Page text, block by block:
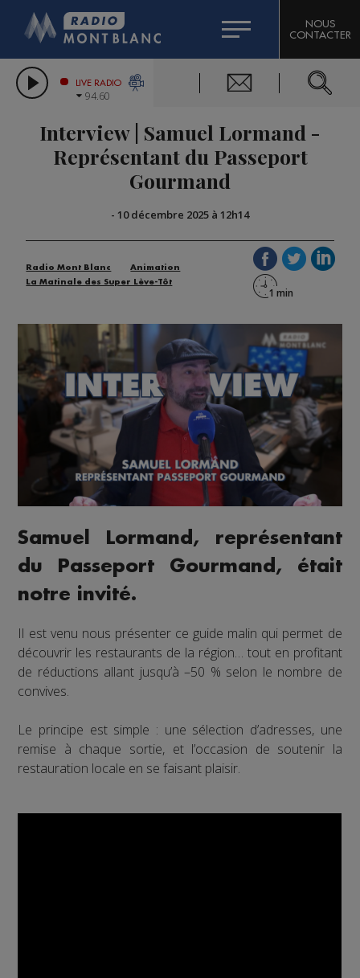
LES CHRONIQUES DE L'EXPERT
CITIZEN MACHINERY
GRAND MASSIF DOMAINES SKIABLES
BIGARD
COMPAGNIE DU MONT-BLANC
NOUS
CONTACTER
LIVE RADIO
94.60
Interview | Samuel Lormand -
Représentant du Passeport
Gourmand
- 10 décembre 2025 à 12h14
Radio Mont Blanc
Animation
La Matinale des Super Lève-Tôt
Samuel Lormand, représentant
du Passeport Gourmand, était
notre invité.
Il est venu nous présenter ce guide malin qui permet de
découvrir les restaurants de la région… tout en profitant
de réductions allant jusqu’à –50 % selon le nombre de
convives.
Le principe est simple : une sélection d’adresses, une
remise à chaque sortie, et l’occasion de soutenir la
restauration locale en se faisant plaisir.